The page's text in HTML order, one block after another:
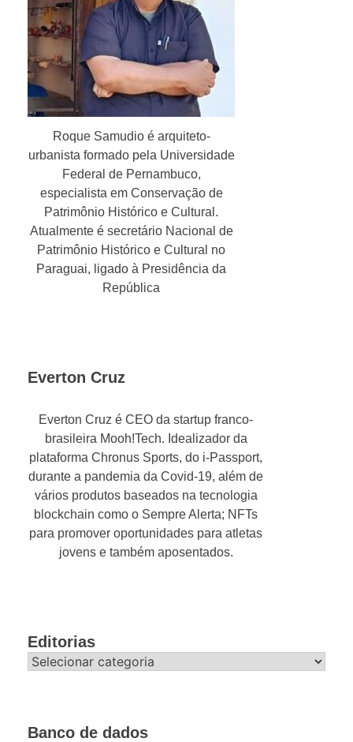
Roque Samudio é arquiteto-
urbanista formado pela Universidade
Federal de Pernambuco,
especialista em Conservação de
Patrimônio Histórico e Cultural.
Atualmente é secretário Nacional de
Patrimônio Histórico e Cultural no
Paraguai, ligado à Presidência da
República
Everton Cruz
Everton Cruz é CEO da startup franco-
brasileira Mooh!Tech. Idealizador da
plataforma Chronus Sports, do i-Passport,
durante a pandemia da Covid-19, além de
vários produtos baseados na tecnologia
blockchain como o Sempre Alerta; NFTs
para promover oportunidades para atletas
jovens e também aposentados.
Editorias
Editorias
Banco de dados